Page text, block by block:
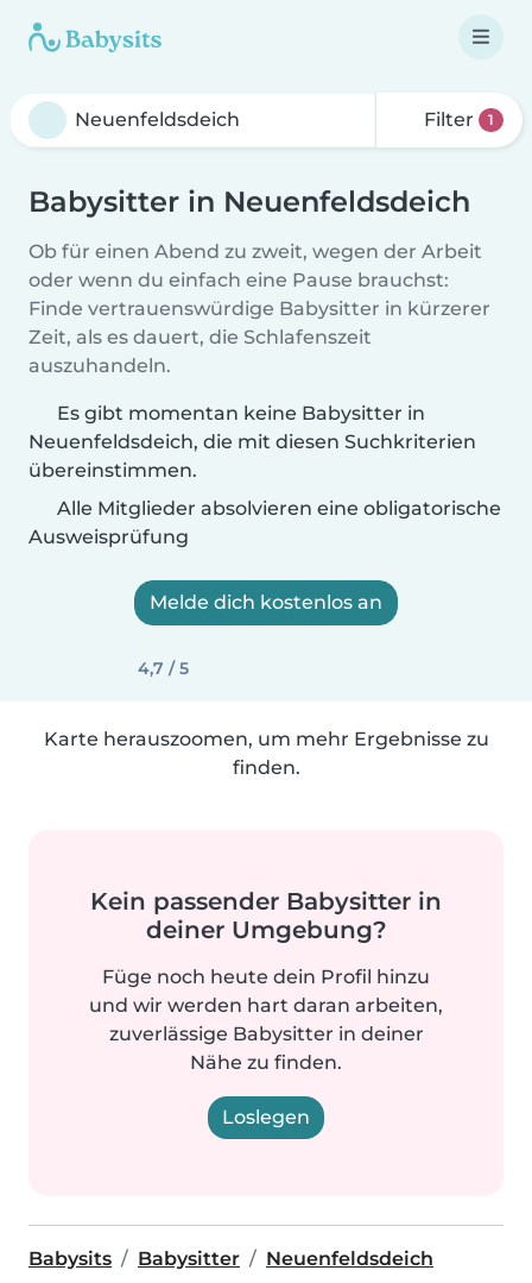
Filter 1
Babysitter in Neuenfeldsdeich
Ob für einen Abend zu zweit, wegen der Arbeit
oder wenn du einfach eine Pause brauchst:
Finde vertrauenswürdige Babysitter in kürzerer
Zeit, als es dauert, die Schlafenszeit
auszuhandeln.
Es gibt momentan keine Babysitter in
Neuenfeldsdeich, die mit diesen Suchkriterien
übereinstimmen.
Alle Mitglieder absolvieren eine obligatorische
Ausweisprüfung
Melde dich kostenlos an
4,7 / 5
Karte herauszoomen, um mehr Ergebnisse zu
finden.
Kein passender Babysitter in
deiner Umgebung?
Füge noch heute dein Profil hinzu
und wir werden hart daran arbeiten,
zuverlässige Babysitter in deiner
Nähe zu finden.
Loslegen
Babysits Babysitter Neuenfeldsdeich